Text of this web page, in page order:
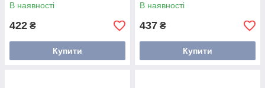
В наявності
422 ₴
Купити
В наявності
437 ₴
Купити